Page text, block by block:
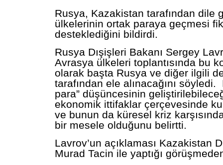
Rusya, Kazakistan tarafından dile
ülkelerinin ortak paraya geçmesi
desteklediğini bildirdi.
Rusya Dışişleri Bakanı Sergey
Avrasya ülkeleri toplantısında bu
olarak başta Rusya ve diğer ilgili
tarafından ele alınacağını söyledi.
para” düşüncesinin
ekonomik ittifaklar çerçevesinde
ve bunun da küresel kriz
bir mesele olduğunu belirtti.
Lavrov’un açıklaması Kazakistan
Murad Tacin ile yaptığı